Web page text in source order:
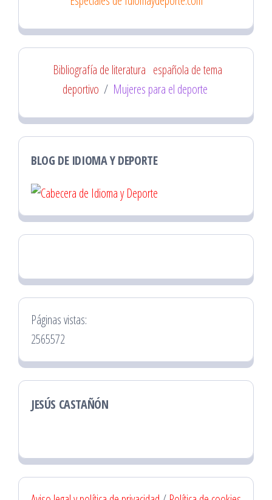
Bibliografía de literatura española de tema
deportivo / Mujeres para el deporte
BLOG DE IDIOMA Y DEPORTE
Páginas vistas:
2565572
JESÚS CASTAÑÓN